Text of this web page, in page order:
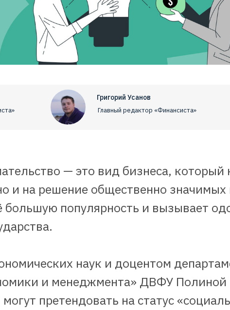
Григорий Усанов
Главный редактор «Финансиста»
— это вид бизнеса, который
и на решение общественно
популярность и вызывает
наук и доцентом
и менеджмента» ДВФУ Полиной
претендовать на статус